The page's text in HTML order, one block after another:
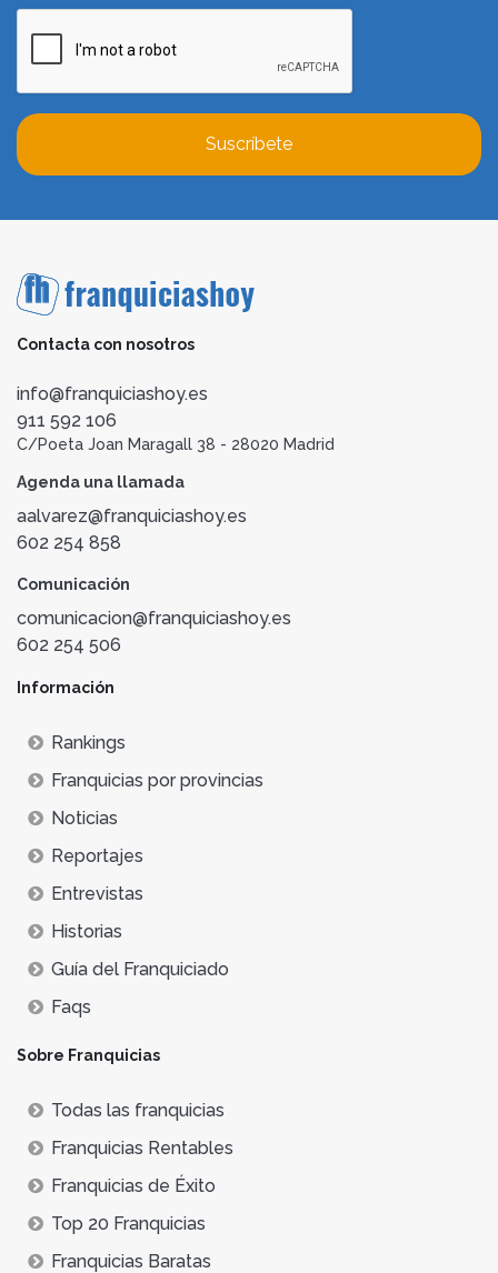
Suscríbete
Contacta con nosotros
info@franquiciashoy.es
911 592 106
C/Poeta Joan Maragall 38 - 28020 Madrid
Agenda una llamada
aalvarez@franquiciashoy.es
602 254 858
Comunicación
comunicacion@franquiciashoy.es
602 254 506
Información
Rankings
Franquicias por provincias
Noticias
Reportajes
Entrevistas
Historias
Guía del Franquiciado
Faqs
Sobre Franquicias
Todas las franquicias
Franquicias Rentables
Franquicias de Éxito
Top 20 Franquicias
Franquicias Baratas